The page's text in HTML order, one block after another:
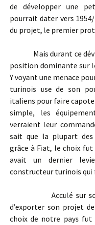
de développer une
pourrait dater vers
du projet, le premier
Mais durant ce
position dominante sur
Y voyant une menace
turinois use de son
italiens pour faire
simple, les
verraient leur
sait que la plupart des
grâce à Fiat, le choix
avait un dernier
constructeur turinois qui
Acculé sur son
d’exporter son projet
choix de notre pays fut